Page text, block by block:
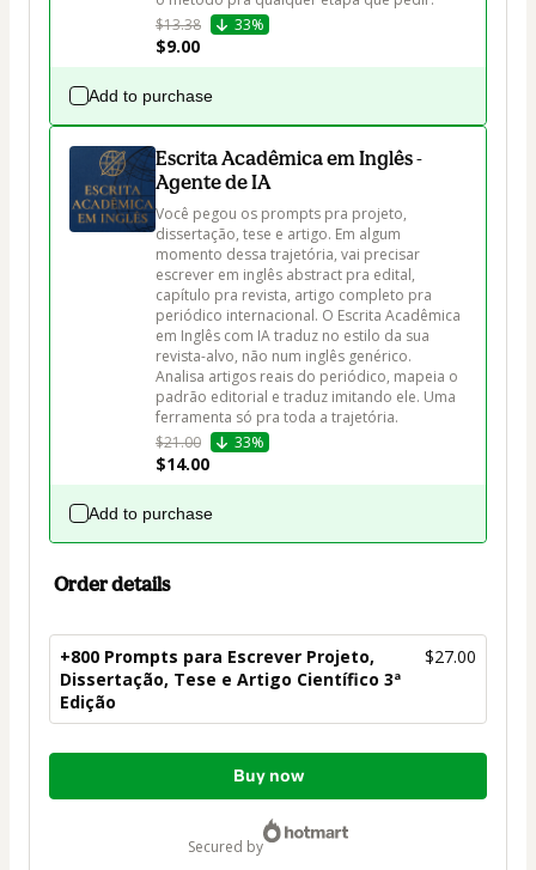
$13.38
33%
$9.00
Add to purchase
Escrita Acadêmica em Inglês -
Agente de IA
Você pegou os prompts pra projeto,
dissertação, tese e artigo. Em algum
momento dessa trajetória, vai precisar
escrever em inglês abstract pra edital,
capítulo pra revista, artigo completo pra
periódico internacional. O Escrita Acadêmica
em Inglês com IA traduz no estilo da sua
revista-alvo, não num inglês genérico.
Analisa artigos reais do periódico, mapeia o
padrão editorial e traduz imitando ele. Uma
ferramenta só pra toda a trajetória.
$21.00
33%
$14.00
Add to purchase
Order details
+800 Prompts para Escrever Projeto,
Dissertação, Tese e Artigo Científico 3ª
Edição
$27.00
Total
Buy now
secured by